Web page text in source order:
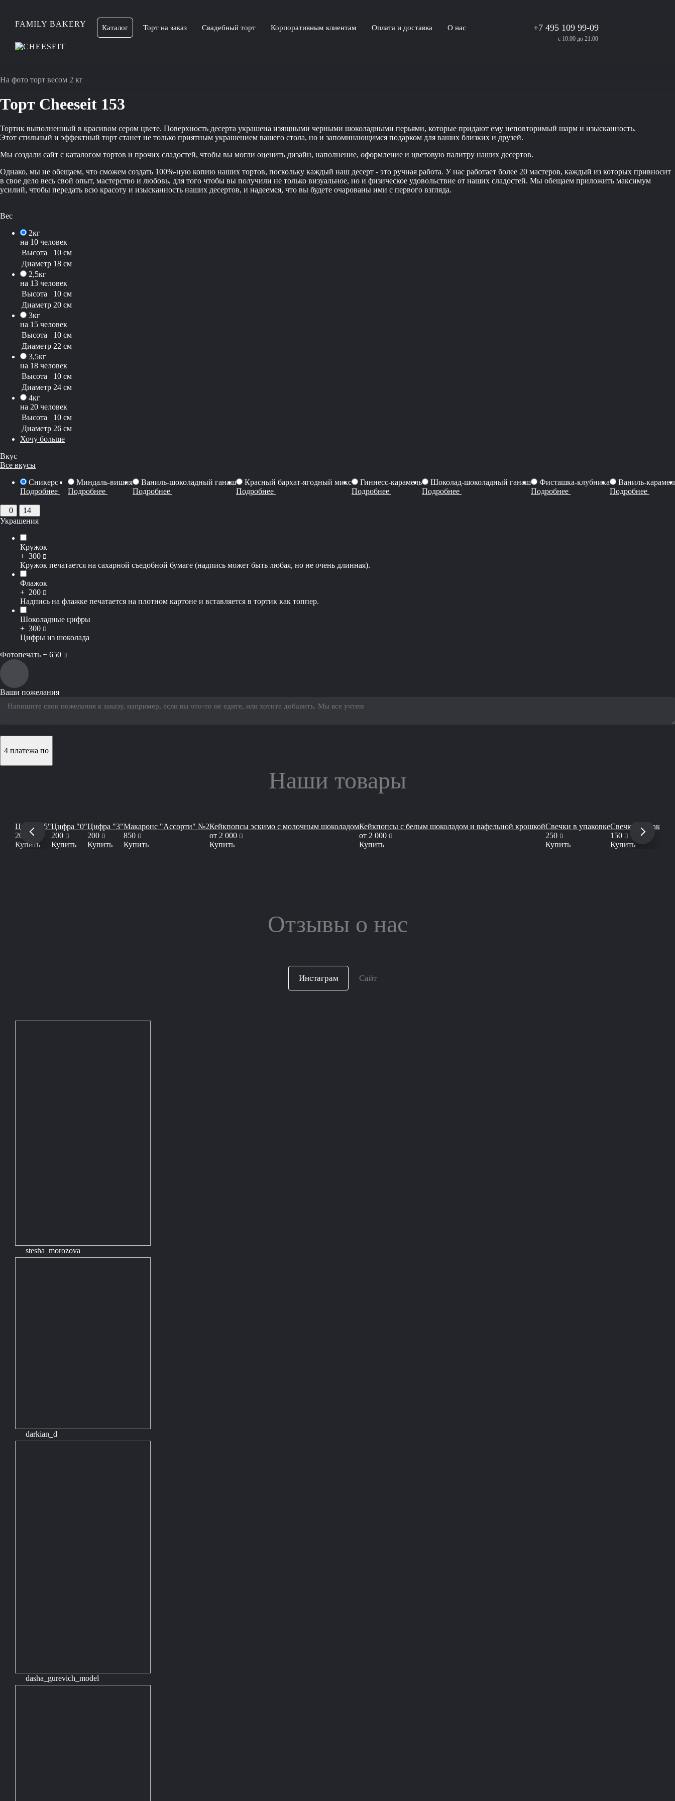
FAMILY BAKERY Каталог Торт на заказ Свадебный торт Корпоративным клиентам Оплата и доставка О нас +7 495 109 99-09
с 10:00 до 21:00
На фото торт весом 2 кг
Торт Сheeseit 153
Тортик выполненный в красивом сером цвете. Поверхность десерта украшена изящными черными шоколадными перьями, которые придают ему неповторимый шарм и изысканность.
Этот стильный и эффектный торт станет не только приятным украшением вашего стола, но и запоминающимся подарком для ваших близких и друзей.
Мы создали сайт с каталогом тортов и прочих сладостей, чтобы вы могли оценить дизайн, наполнение, оформление и цветовую палитру наших десертов.
Однако, мы не обещаем, что сможем создать 100%-ную копию наших тортов, поскольку каждый наш десерт - это ручная работа. У нас работает более 20 мастеров, каждый из которых привносит
в свое дело весь свой опыт, мастерство и любовь, для того чтобы вы получили не только визуальное, но и физическое удовольствие от наших сладостей. Мы обещаем приложить максимум
усилий, чтобы передать всю красоту и изысканность наших десертов, и надеемся, что вы будете очарованы ими с первого взгляда.
Вес
2кг
на 10 человек
Высота
10 см
Диаметр 18 см
2,5кг
на 13 человек
Высота
10 см
Диаметр 20 см
3кг
на 15 человек
Высота
10 см
Диаметр 22 см
3,5кг
на 18 человек
Высота
10 см
Диаметр 24 см
4кг
на 20 человек
Высота
10 см
Диаметр 26 см
Хочу больше
Вкус
Все вкусы
Сникерс
Подробнее
Миндаль-вишня
Подробнее
Ваниль-шоколадный ганаш
Подробнее
Красный бархат-ягодный микс
Подробнее
Гиннесс-карамель
Подробнее
Шоколад-шоколадный ганаш
Подробнее
Фисташка-клубника
Подробнее
Ваниль-
Подробнее
0
14
Украшения
Кружок
+ 300 руб
Кружок печатается на сахарной съедобной бумаге (надпись может быть любая, но не очень длинная).
Флажок
+ 200 руб
Надпись на флажке печатается на плотном картоне и вставляется в тортик как топпер.
Шоколадные цифры
+ 300 руб
Цифры из шоколада
Фотопечать + 650 руб
Ваши пожелания
4 платежа по
Наши товары
Цифра "5"
200
руб
Купить
Цифра "0"
200 руб
Купить
Цифра "3"
200 руб
Купить
Макаронс "Ассорти" №2
850 руб
Купить
Кейкпопсы эскимо с молочным шоколадом
от 2 000 руб
Купить
Кейкпопсы с белым шоколадом и вафельной крошкой
от 2 000 руб
Купить
Свечки в упаковке
250 руб
Купить
Свечки в упаковке
150 руб
Купить
Отзывы о нас
Инстаграм Сайт
stesha_morozova
darkian_d
dasha_gurevich_model